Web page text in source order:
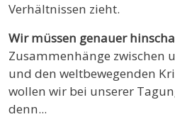
Verhältnissen zieht.
Wir müssen genauer
Zusammenhänge zwischen
und den weltbewegenden
wollen wir bei unserer
denn...